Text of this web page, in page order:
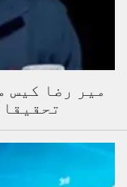
میر رضا کیس